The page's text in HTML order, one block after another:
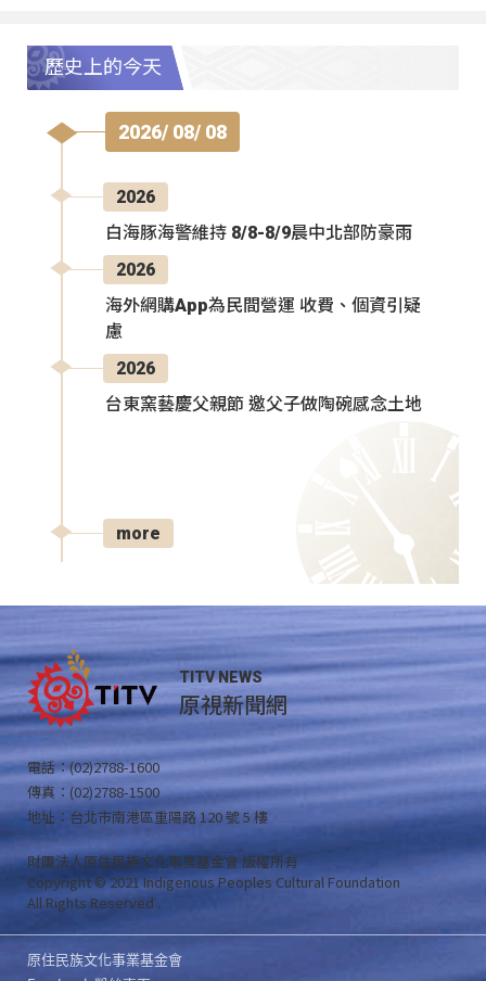
歷史上的今天
2026/ 08/ 08
2026
白海豚海警維持 8/8-8/9晨中北部防豪雨
2026
海外網購App為民間營運 收費、個資引疑
慮
2026
台東窯藝慶父親節 邀父子做陶碗感念土地
more
TITV NEWS
原視新聞網
電話：(02)2788-1600
傳真：(02)2788-1500
地址：台北市南港區重陽路 120 號 5 樓
財團法人原住民族文化事業基金會 版權所有
Copyright © 2021 Indigenous Peoples Cultural Foundation
All Rights Reserved .
原住民族文化事業基金會